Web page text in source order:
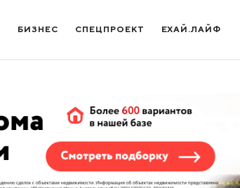
БИЗНЕС СПЕЦПРОЕКТ ЕХАЙ.ЛАЙФ